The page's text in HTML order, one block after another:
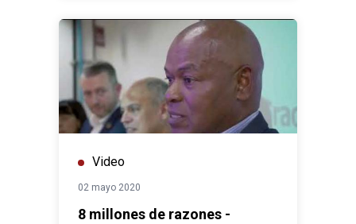
Video
02 mayo 2020
8 millones de razones -